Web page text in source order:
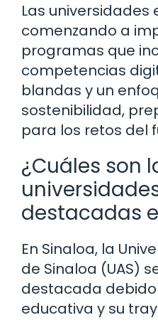
Las universidades
comenzando a
programas que
competencias
blandas y un
sostenibilidad,
para los retos del
¿Cuáles son
destacadas
En Sinaloa, la
de Sinaloa (UAS)
destacada
educativa y su